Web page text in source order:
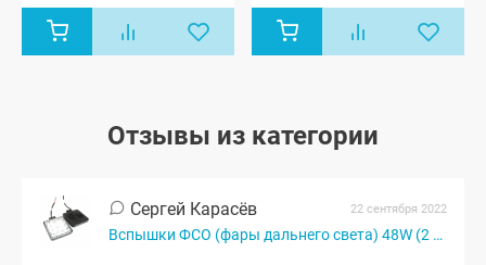
Отзывы из категории
Сергей Карасёв 22 сентября 2022
Вспышки ФСО (фары дальнего света) 48W (2 шт.)